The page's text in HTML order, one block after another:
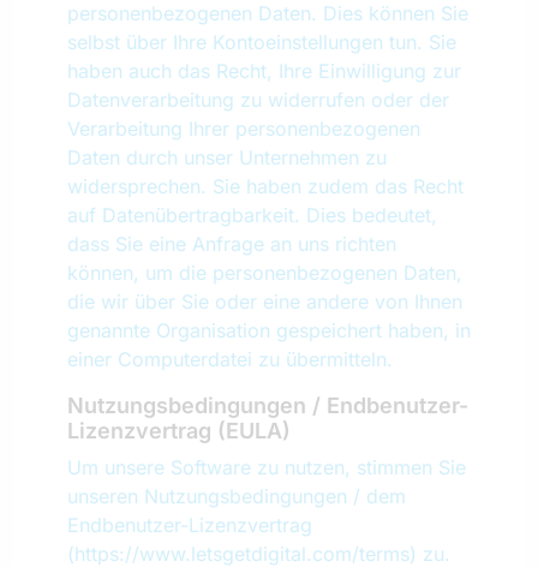
personenbezogenen Daten. Dies können Sie
selbst über Ihre Kontoeinstellungen tun. Sie
haben auch das Recht, Ihre Einwilligung zur
Datenverarbeitung zu widerrufen oder der
Verarbeitung Ihrer personenbezogenen
Daten durch unser Unternehmen zu
widersprechen. Sie haben zudem das Recht
auf Datenübertragbarkeit. Dies bedeutet,
dass Sie eine Anfrage an uns richten
können, um die personenbezogenen Daten,
die wir über Sie oder eine andere von Ihnen
genannte Organisation gespeichert haben, in
einer Computerdatei zu übermitteln.
Nutzungsbedingungen / Endbenutzer-
Lizenzvertrag (EULA)
Um unsere Software zu nutzen, stimmen Sie
unseren Nutzungsbedingungen / dem
Endbenutzer-Lizenzvertrag
(https://www.letsgetdigital.com/terms) zu.